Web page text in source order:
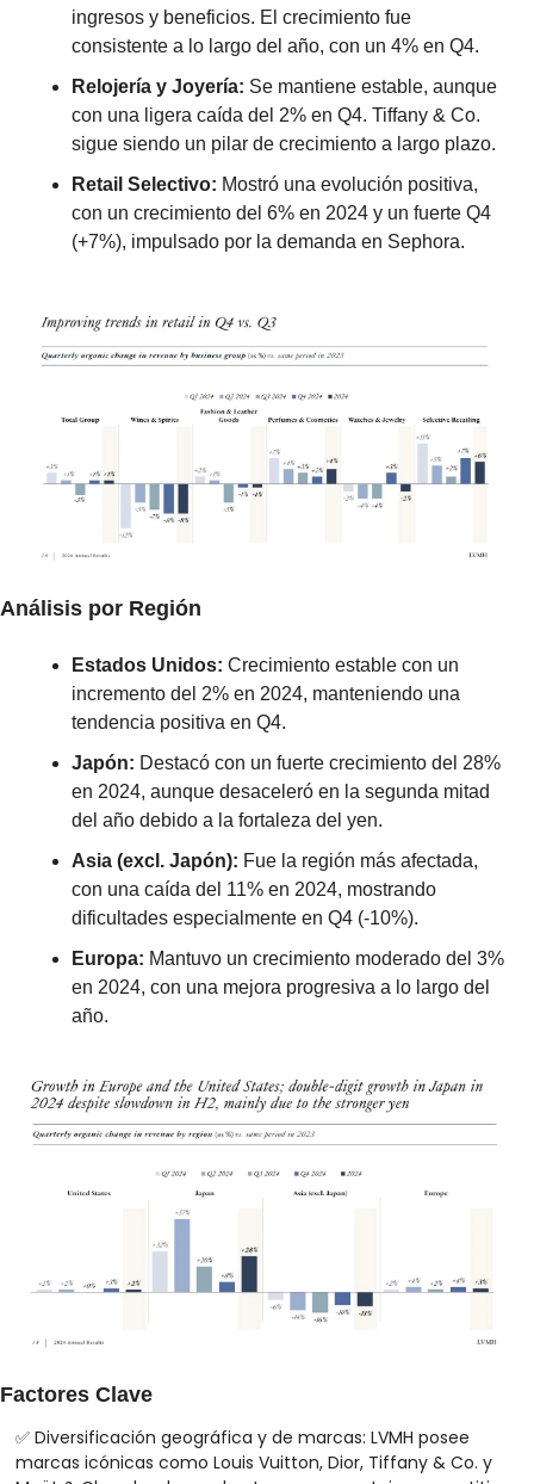
ingresos y beneficios. El crecimiento fue
consistente a lo largo del año, con un 4% en Q4.
Relojería y Joyería: Se mantiene estable, aunque
con una ligera caída del 2% en Q4. Tiffany & Co.
sigue siendo un pilar de crecimiento a largo plazo.
Retail Selectivo: Mostró una evolución positiva,
con un crecimiento del 6% en 2024 y un fuerte Q4
(+7%), impulsado por la demanda en Sephora.
Análisis por Región
Estados Unidos: Crecimiento estable con un
incremento del 2% en 2024, manteniendo una
tendencia positiva en Q4.
Japón: Destacó con un fuerte crecimiento del 28%
en 2024, aunque desaceleró en la segunda mitad
del año debido a la fortaleza del yen.
Asia (excl. Japón): Fue la región más afectada,
con una caída del 11% en 2024, mostrando
dificultades especialmente en Q4 (-10%).
Europa: Mantuvo un crecimiento moderado del 3%
en 2024, con una mejora progresiva a lo largo del
año.
Factores Clave
✅ Diversificación geográfica y de marcas: LVMH posee
marcas icónicas como Louis Vuitton, Dior, Tiffany & Co. y